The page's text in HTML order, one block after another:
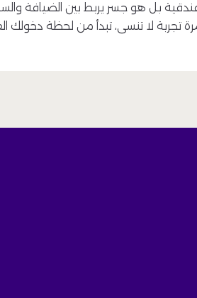
بل هو جسر يربط بين الضيافة
تجربة لا تنسى، تبدأ من لحظة دخولك